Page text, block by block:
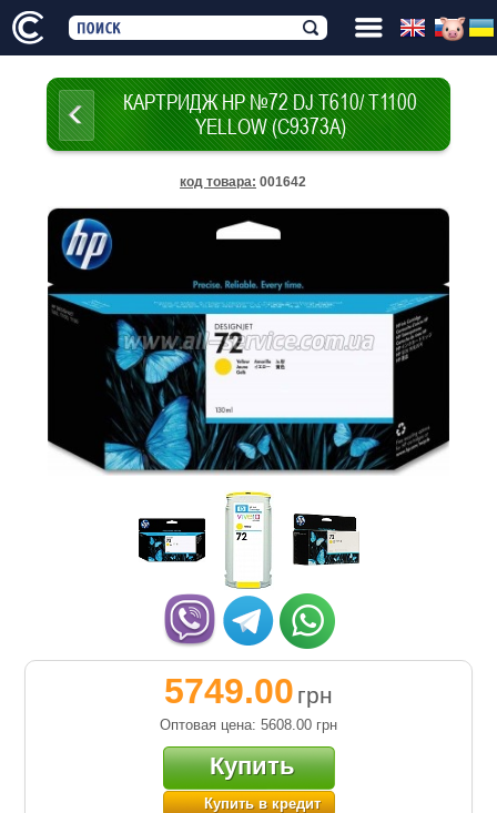
КАРТРИДЖ HP №72 DJ T610/ T1100
YELLOW (C9373A)
код товара: 001642
5749.00 грн
Оптовая цена: 5608.00 грн
Купить
Купить в кредит